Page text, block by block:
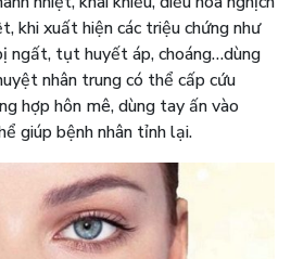
khi xuất hiện các triệu chứng như
ngất, tụt huyết áp, choáng…dùng
nhân trung có thể cấp cứu
hợp hôn mê, dùng tay ấn vào
giúp bệnh nhân tỉnh lại.